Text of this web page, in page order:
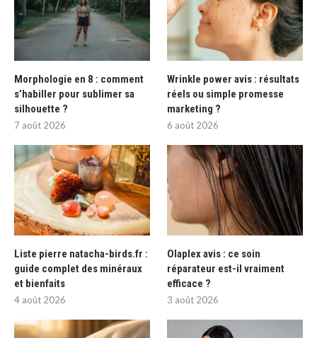
Morphologie en 8 : comment
s’habiller pour sublimer sa
silhouette ?
7 août 2026
Wrinkle power avis : résultats
réels ou simple promesse
marketing ?
6 août 2026
Liste pierre natacha-birds.fr :
guide complet des minéraux
et bienfaits
4 août 2026
Olaplex avis : ce soin
réparateur est-il vraiment
efficace ?
3 août 2026